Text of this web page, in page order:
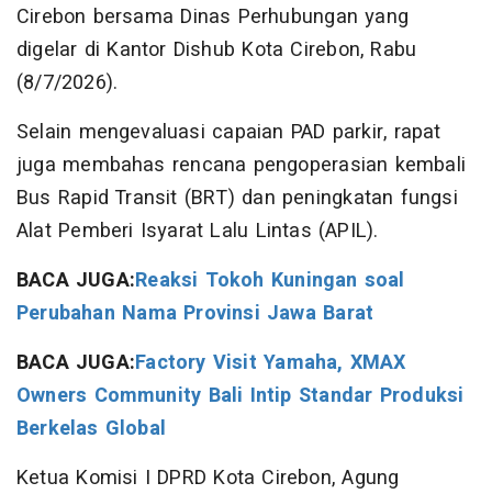
Cirebon bersama Dinas Perhubungan yang
digelar di Kantor Dishub Kota Cirebon, Rabu
(8/7/2026).
Selain mengevaluasi capaian PAD parkir, rapat
juga membahas rencana pengoperasian kembali
Bus Rapid Transit (BRT) dan peningkatan fungsi
Alat Pemberi Isyarat Lalu Lintas (APIL).
BACA JUGA:Reaksi Tokoh Kuningan soal
Perubahan Nama Provinsi Jawa Barat
BACA JUGA:Factory Visit Yamaha, XMAX
Owners Community Bali Intip Standar Produksi
Berkelas Global
Ketua Komisi I DPRD Kota Cirebon, Agung